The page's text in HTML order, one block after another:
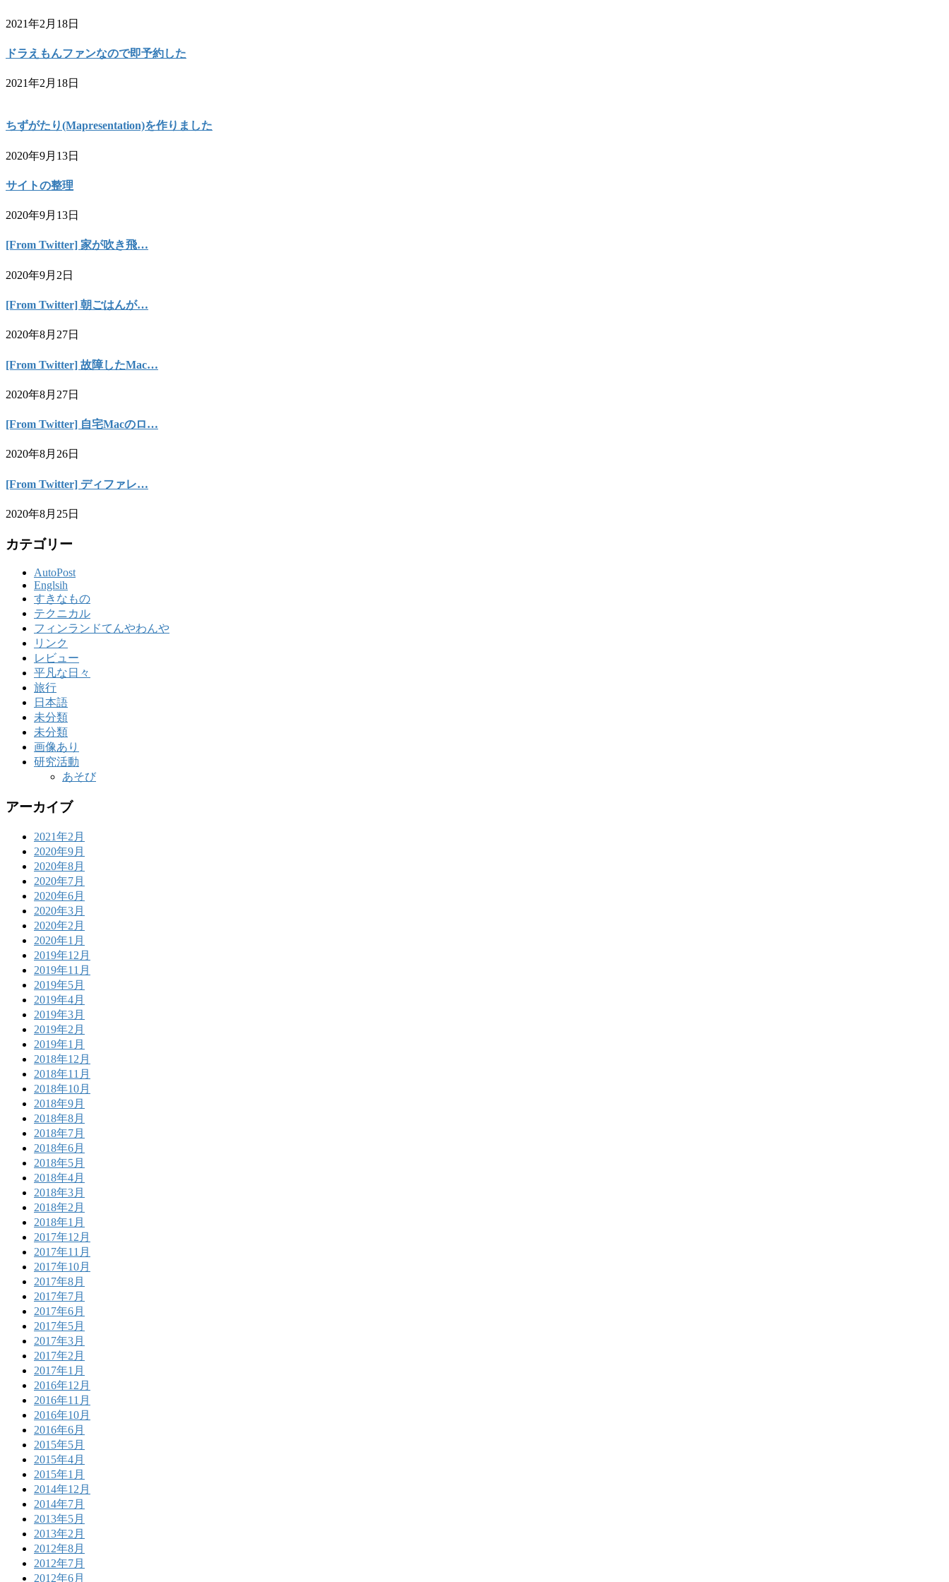
2021年2月18日
ドラえもんファンなので即予約した
2021年2月18日
ちずがたり(Mapresentation)を作りました
2020年9月13日
サイトの整理
2020年9月13日
[From Twitter] 家が吹き飛…
2020年9月2日
[From Twitter] 朝ごはんが…
2020年8月27日
[From Twitter] 故障したMac…
2020年8月27日
[From Twitter] 自宅Macのロ…
2020年8月26日
[From Twitter] ディファレ…
2020年8月25日
カテゴリー
AutoPost
Englsih
すきなもの
テクニカル
フィンランドてんやわんや
リンク
レビュー
平凡な日々
旅行
日本語
未分類
未分類
画像あり
研究活動
あそび
アーカイブ
2021年2月
2020年9月
2020年8月
2020年7月
2020年6月
2020年3月
2020年2月
2020年1月
2019年12月
2019年11月
2019年5月
2019年4月
2019年3月
2019年2月
2019年1月
2018年12月
2018年11月
2018年10月
2018年9月
2018年8月
2018年7月
2018年6月
2018年5月
2018年4月
2018年3月
2018年2月
2018年1月
2017年12月
2017年11月
2017年10月
2017年8月
2017年7月
2017年6月
2017年5月
2017年3月
2017年2月
2017年1月
2016年12月
2016年11月
2016年10月
2016年6月
2015年5月
2015年4月
2015年1月
2014年12月
2014年7月
2013年5月
2013年2月
2012年8月
2012年7月
2012年6月